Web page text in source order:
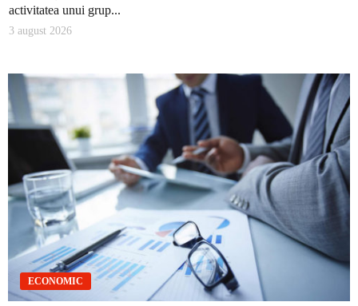
activitatea unui grup...
3 august 2026
ECONOMIC